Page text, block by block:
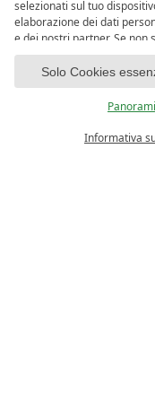
selezionati sul tuo
elaborazione dei dati
e dei nostri partner. Se non
essenziali". Puoi effettuare
dei cookie non essenziali".
qualsiasi momento nel piè
Solo Cookies
Informativa
CALCOLATORE